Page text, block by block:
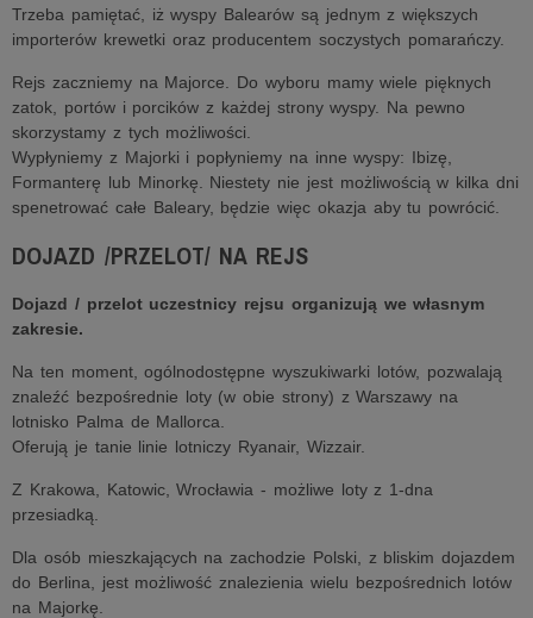
Trzeba pamiętać, iż wyspy Balearów są jednym z większych
importerów krewetki oraz producentem soczystych pomarańczy.
Rejs zaczniemy na Majorce. Do wyboru mamy wiele pięknych
zatok, portów i porcików z każdej strony wyspy. Na pewno
skorzystamy z tych możliwości.
Wypłyniemy z Majorki i popłyniemy na inne wyspy: Ibizę,
Formanterę lub Minorkę. Niestety nie jest możliwością w kilka dni
spenetrować całe Baleary, będzie więc okazja aby tu powrócić.
DOJAZD /PRZELOT/ NA REJS
Dojazd / przelot uczestnicy rejsu organizują we własnym
zakresie.
Na ten moment, ogólnodostępne wyszukiwarki lotów, pozwalają
znaleźć bezpośrednie loty (w obie strony) z Warszawy na
lotnisko Palma de Mallorca.
Oferują je tanie linie lotniczy Ryanair, Wizzair.
Z Krakowa, Katowic, Wrocławia - możliwe loty z 1-dna
przesiadką.
Dla osób mieszkających na zachodzie Polski, z bliskim dojazdem
do Berlina, jest możliwość znalezienia wielu bezpośrednich lotów
na Majorkę.